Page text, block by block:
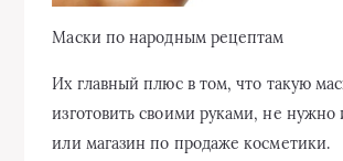
Маски по народным рецептам
Их главный плюс в том, что такую
изготовить своими руками, не нужно
или магазин по продаже косметики.